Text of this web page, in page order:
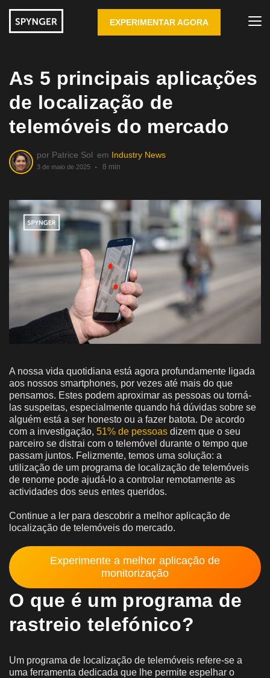
EXPERIMENTAR AGORA
As 5 principais aplicações
de localização de
telemóveis do mercado
por Patrice Sol em Industry News
3 de maio de 2025 8 min
A nossa vida quotidiana está agora profundamente ligada
aos nossos smartphones, por vezes até mais do que
pensamos. Estes podem aproximar as pessoas ou torná-
las suspeitas, especialmente quando há dúvidas sobre se
alguém está a ser honesto ou a fazer batota. De acordo
com a investigação, 51% de pessoas dizem que o seu
parceiro se distrai com o telemóvel durante o tempo que
passam juntos. Felizmente, temos uma solução: a
utilização de um programa de localização de telemóveis
de renome pode ajudá-lo a controlar remotamente as
actividades dos seus entes queridos.
Continue a ler para descobrir a melhor aplicação de
localização de telemóveis do mercado.
Experimente a melhor aplicação de
monitorização
O que é um programa de
rastreio telefónico?
Um programa de localização de telemóveis refere-se a
uma ferramenta dedicada que lhe permite espelhar o